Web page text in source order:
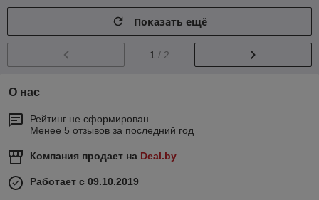
Показать ещё
1 / 2
О нас
Рейтинг не сформирован
Менее 5 отзывов за последний год
Компания продает на Deal.by
Работает с 09.10.2019